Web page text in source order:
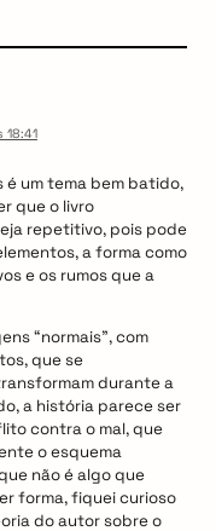
18:41
é um tema bem batido,
que o livro
repetitivo, pois pode
a forma como
e os rumos que a
“normais”, com
que se
durante a
a história parece ser
contra o mal, que
o esquema
não é algo que
forma, fiquei curioso
do autor sobre o